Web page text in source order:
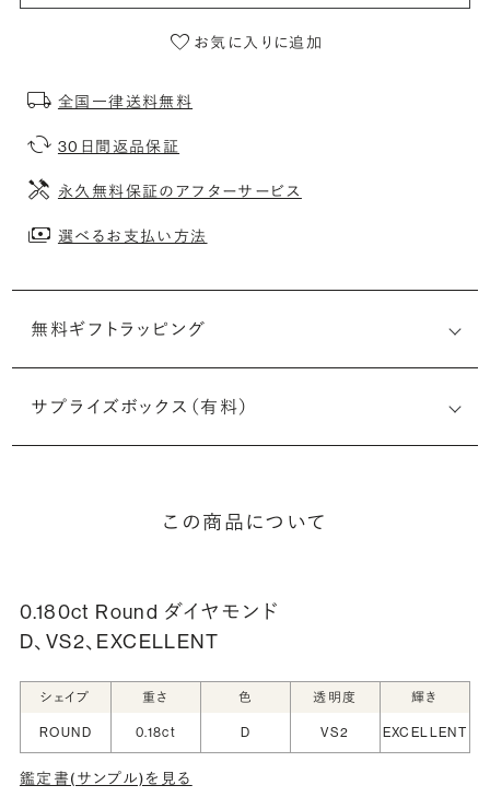
お気に入りに追加
全国一律送料無料
30日間返品保証
永久無料保証のアフターサービス
選べるお支払い方法
無料ギフトラッピング
サプライズボックス（有料）
この商品について
0.180ct Round ダイヤモンド
D、VS2、EXCELLENT
シェイプ 重さ 色 透明度 輝き
ROUND 0.18ct D VS2 EXCELLENT
鑑定書(サンプル)を見る